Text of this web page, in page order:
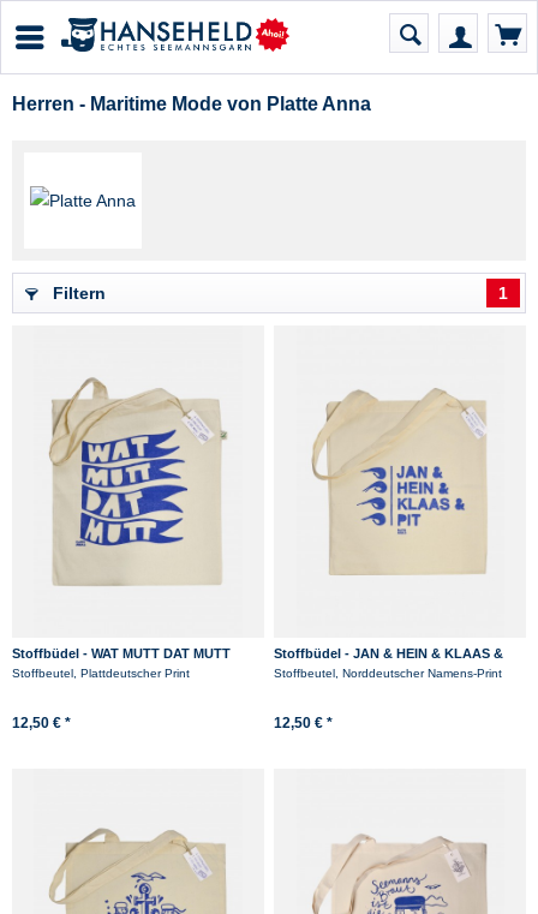
Herren - Maritime Mode von Platte Anna
Filtern 1
Stoffbüdel - WAT MUTT DAT MUTT
Stoffbeutel, Plattdeutscher Print
12,50 € *
Stoffbüdel - JAN & HEIN & KLAAS &
PIT
Stoffbeutel, Norddeutscher Namens-Print
12,50 € *